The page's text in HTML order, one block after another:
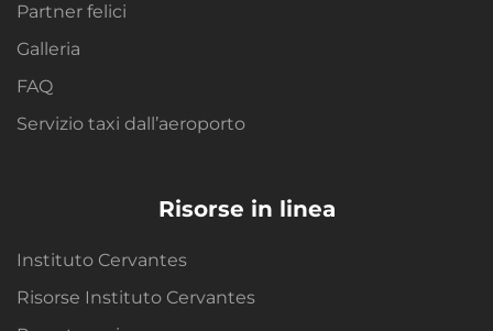
Partner felici
Galleria
FAQ
Servizio taxi dall’aeroporto
Risorse in linea
Instituto Cervantes
Risorse Instituto Cervantes